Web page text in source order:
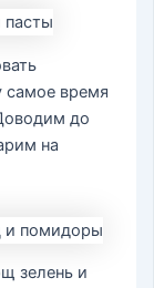
самое время
до
на
зелень и